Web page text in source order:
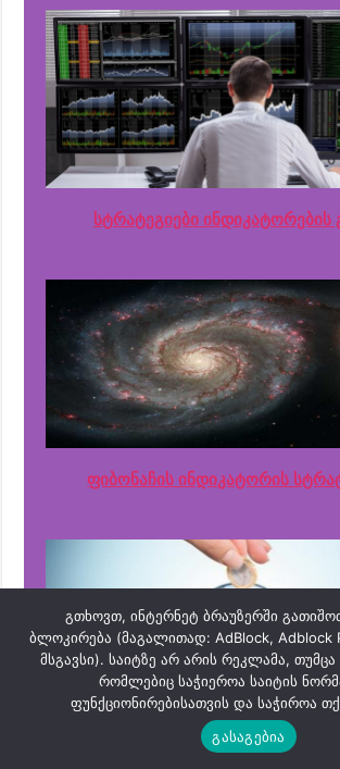
სტრატეგიები ინდიკატორების
ფიბონაჩის ინდიკატორის
ფუნდამენტალური
გთხოვთ, ინტერნეტ ბრაუზერში
ბლოკირება (მაგალითად: AdBlock, Adblock
მსგავსი). საიტზე არ არის რეკლამა, თუმცა
რომლებიც საჭიეროა საიტის
ფუნქციონირებისათვის და საჭიროა
გასაგებია